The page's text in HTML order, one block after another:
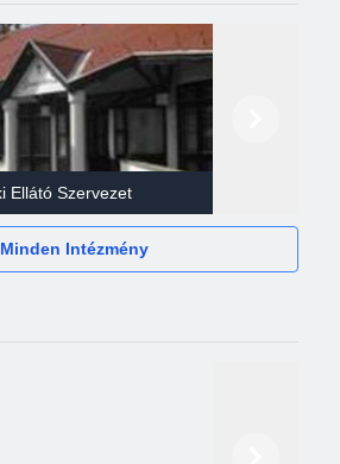
Ellátó Szervezet
Minden Intézmény